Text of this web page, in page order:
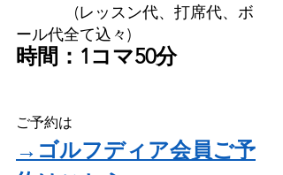
(レッスン代、打席代、ボ
ール代全て込々)
時間：1コマ50分
ご予約は
→ゴルフディア会員ご予